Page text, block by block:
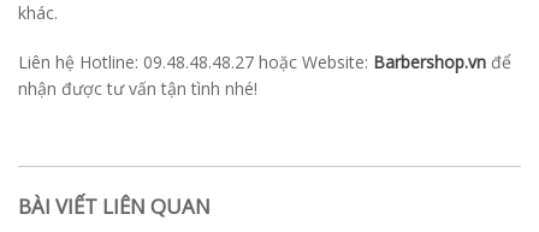
khác.
Liên hệ Hotline: 09.48.48.48.27 hoặc Website: Barbershop.vn để
nhận được tư vấn tận tình nhé!
BÀI VIẾT LIÊN QUAN